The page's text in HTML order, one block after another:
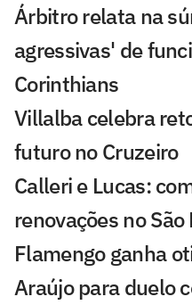
Árbitro relata na
agressivas' de
Corinthians
Villalba celebra
futuro no Cruzeiro
Calleri e Lucas:
renovações no São
Flamengo ganha
Araújo para duelo